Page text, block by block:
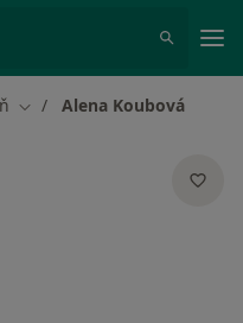
Změna města
Alena Koubová